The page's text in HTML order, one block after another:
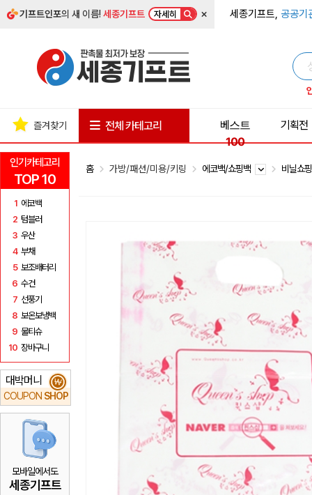
기프트인포의 새 이름!세종기프트 자세히 × 세종기프트, 공공기
인기카테고리
TOP 10
1 에코백
2 텀블러
3 우산
4 부채
5 보조배터리
6 수건
7 선풍기
8 보온보냉백
9 물티슈
10 장바구니
대박머니
COUPON SHOP
₩
모바일에서도
세종기프트
즐겨찾기 전체 카테고리
베스트
100
기획전
홈 가방/패션/미용/키링 에코백/쇼핑백 비닐쇼